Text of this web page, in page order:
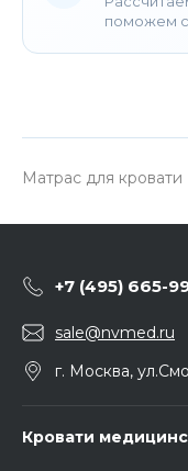
поможем
Матрас для кровати
+7 (495) 665-
sale@nvmed.ru
г. Москва,
Кровати